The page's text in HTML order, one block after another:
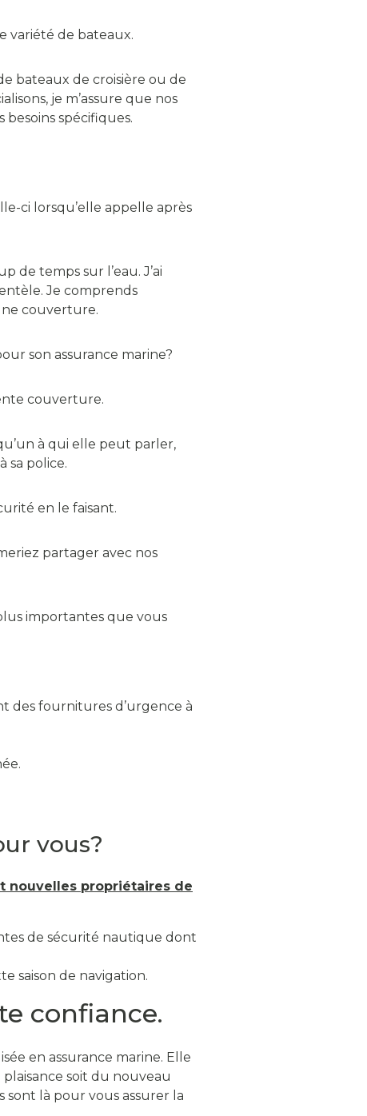
variété de bateaux.
bateaux de croisière ou de
je m’assure que nos
spécifiques.
ci lorsqu’elle appelle après
de temps sur l’eau. J’ai
Je comprends
couverture.
son assurance marine?
couverture.
à qui elle peut parler,
sa police.
en le faisant.
partager avec nos
importantes que vous
des fournitures d’urgence à
vous?
nouvelles propriétaires de
de sécurité nautique dont
saison de navigation.
confiance.
en assurance marine. Elle
soit du nouveau
sont là pour vous assurer la